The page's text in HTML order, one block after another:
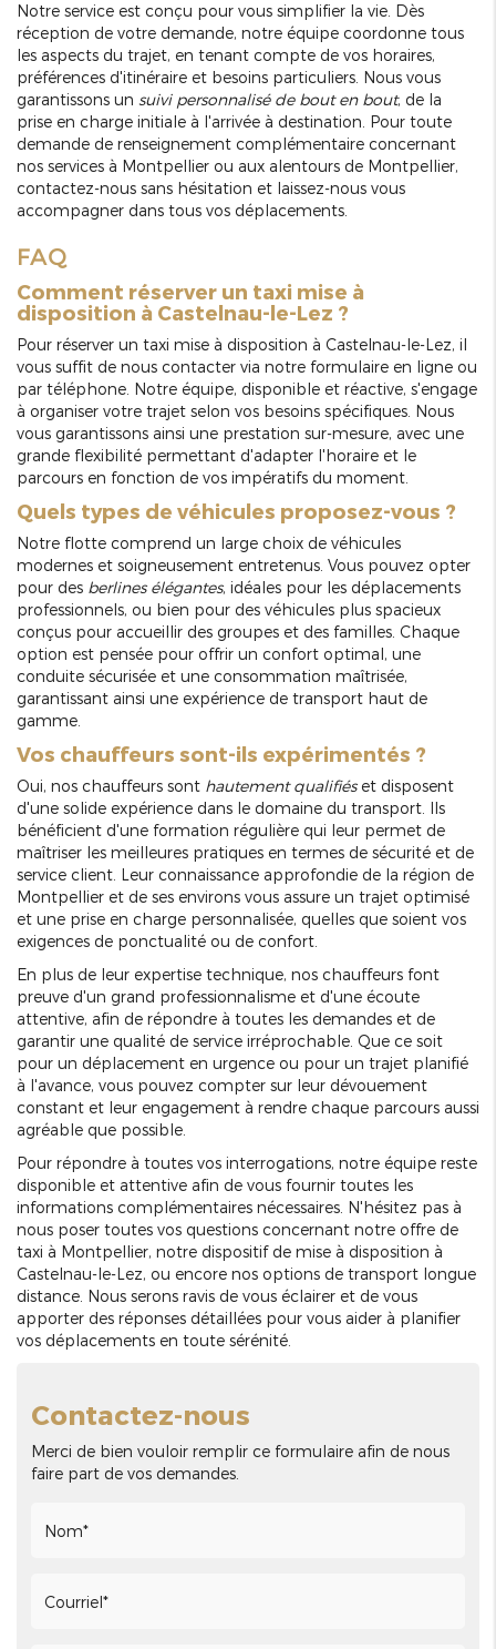
Notre service est conçu pour vous simplifier la vie. Dès
réception de votre demande, notre équipe coordonne tous
les aspects du trajet, en tenant compte de vos horaires,
préférences d'itinéraire et besoins particuliers. Nous vous
garantissons un suivi personnalisé de bout en bout, de la
prise en charge initiale à l'arrivée à destination. Pour toute
demande de renseignement complémentaire concernant
nos services à Montpellier ou aux alentours de Montpellier,
contactez-nous sans hésitation et laissez-nous vous
accompagner dans tous vos déplacements.
FAQ
Comment réserver un taxi mise à
disposition à Castelnau-le-Lez ?
Pour réserver un taxi mise à disposition à Castelnau-le-Lez, il
vous suffit de nous contacter via notre formulaire en ligne ou
par téléphone. Notre équipe, disponible et réactive, s'engage
à organiser votre trajet selon vos besoins spécifiques. Nous
vous garantissons ainsi une prestation sur-mesure, avec une
grande flexibilité permettant d'adapter l'horaire et le
parcours en fonction de vos impératifs du moment.
Quels types de véhicules proposez-vous ?
Notre flotte comprend un large choix de véhicules
modernes et soigneusement entretenus. Vous pouvez opter
pour des berlines élégantes, idéales pour les déplacements
professionnels, ou bien pour des véhicules plus spacieux
conçus pour accueillir des groupes et des familles. Chaque
option est pensée pour offrir un confort optimal, une
conduite sécurisée et une consommation maîtrisée,
garantissant ainsi une expérience de transport haut de
gamme.
Vos chauffeurs sont-ils expérimentés ?
Oui, nos chauffeurs sont hautement qualifiéset disposent
d'une solide expérience dans le domaine du transport. Ils
bénéficient d'une formation régulière qui leur permet de
maîtriser les meilleures pratiques en termes de sécurité et de
service client. Leur connaissance approfondie de la région de
Montpellier et de ses environs vous assure un trajet optimisé
et une prise en charge personnalisée, quelles que soient vos
exigences de ponctualité ou de confort.
En plus de leur expertise technique, nos chauffeurs font
preuve d'un grand professionnalisme et d'une écoute
attentive, afin de répondre à toutes les demandes et de
garantir une qualité de service irréprochable. Que ce soit
pour un déplacement en urgence ou pour un trajet planifié
à l'avance, vous pouvez compter sur leur dévouement
constant et leur engagement à rendre chaque parcours aussi
agréable que possible.
Pour répondre à toutes vos interrogations, notre équipe reste
disponible et attentive afin de vous fournir toutes les
informations complémentaires nécessaires. N'hésitez pas à
nous poser toutes vos questions concernant notre offre de
taxi à Montpellier, notre dispositif de mise à disposition à
Castelnau-le-Lez, ou encore nos options de transport longue
distance. Nous serons ravis de vous éclairer et de vous
apporter des réponses détaillées pour vous aider à planifier
vos déplacements en toute sérénité.
Contactez-nous
Merci de bien vouloir remplir ce formulaire afin de nous
faire part de vos demandes.